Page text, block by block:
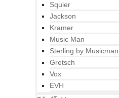
Squier
Jackson
Kramer
Music Man
Sterling by Musicman
Gretsch
Vox
EVH